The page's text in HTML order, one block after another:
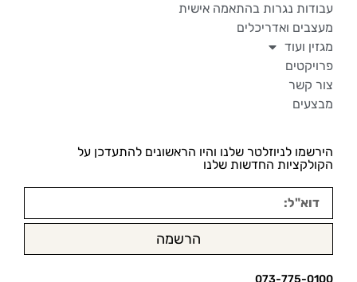
עבודות נגרות בהתאמה אישית
מעצבים ואדריכלים
מגזין ועוד
פרויקטים
צור קשר
מבצעים
הירשמו לניוזלטר שלנו והיו הראשונים להתעדכן על
הקולקציות החדשות שלנו
הרשמה
073-775-0100